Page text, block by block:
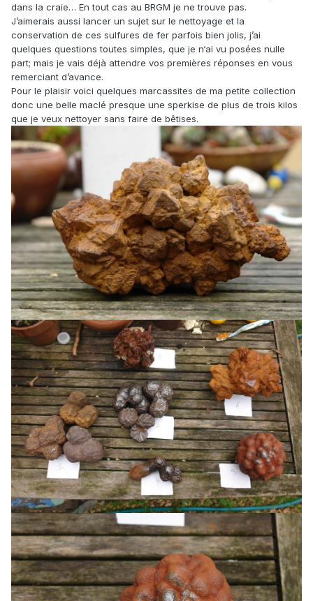
dans la craie… En tout cas au BRGM je ne trouve pas.
J’aimerais aussi lancer un sujet sur le nettoyage et la
conservation de ces sulfures de fer parfois bien jolis, j’ai
quelques questions toutes simples, que je n‘ai vu posées nulle
part; mais je vais déjà attendre vos premières réponses en vous
remerciant d’avance.
Pour le plaisir voici quelques marcassites de ma petite collection
donc une belle maclé presque une sperkise de plus de trois kilos
que je veux nettoyer sans faire de bêtises.